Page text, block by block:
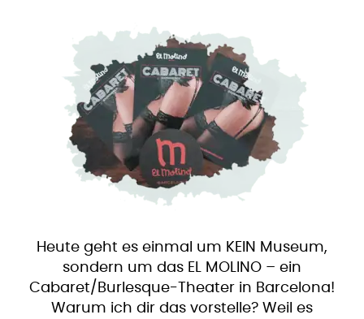
Heute geht es einmal um KEIN Museum,
sondern um das EL MOLINO – ein
Cabaret/Burlesque-Theater in Barcelona!
Warum ich dir das vorstelle? Weil es